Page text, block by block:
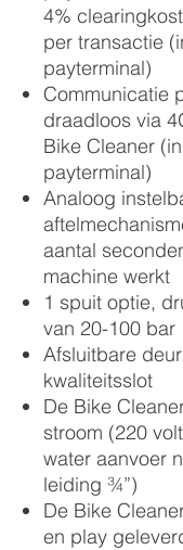
4%
per transactie
payterminal)
Communicatie
draadloos via
Bike Cleaner
payterminal)
Analoog
aantal
machine werkt
1 spuit optie,
van 20-100 bar
Afsluitbare
kwaliteitsslot
De Bike
stroom (220
water aanvoer
leiding ¾”)
De Bike
en play